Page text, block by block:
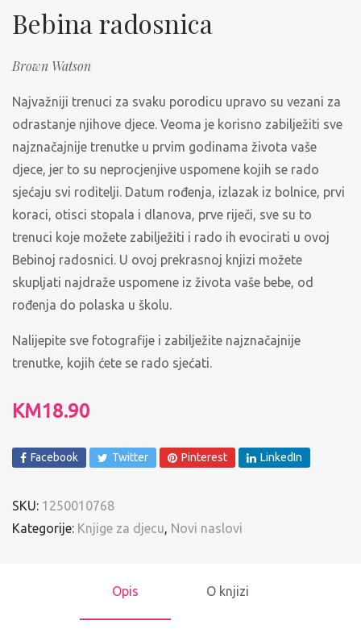
Bebina radosnica
Brown Watson
Najvažniji trenuci za svaku porodicu upravo su vezani za
odrastanje njihove djece. Veoma je korisno zabilježiti sve
najznačajnije trenutke u prvim godinama života vaše
djece, jer to su neprocjenjive uspomene kojih se rado
sjećaju svi roditelji. Datum rođenja, izlazak iz bolnice, prvi
koraci, otisci stopala i dlanova, prve riječi, sve su to
trenuci koje možete zabilježiti i rado ih evocirati u ovoj
Bebinoj radosnici. U ovoj prekrasnoj knjizi možete
skupljati najdraže uspomene iz života vaše bebe, od
rođenja do polaska u školu.
Nalijepite sve fotografije i zabilježite najznačajnije
trenutke, kojih ćete se rado sjećati.
KM18.90
Facebook Twitter Pinterest LinkedIn
SKU: 1250010768
Kategorije: Knjige za djecu, Novi naslovi
Opis O knjizi